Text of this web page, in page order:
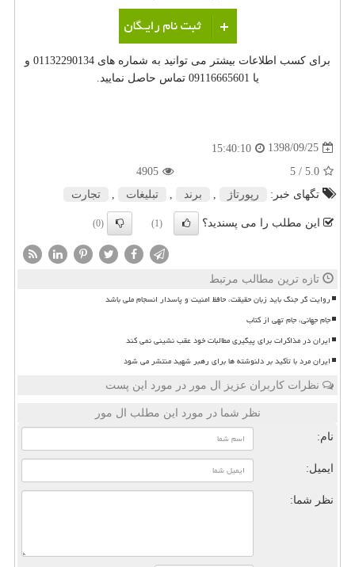
برای کسب اطلاعات بیشتر می توانید به شماره های 01132290134 و
یا 09116665601 تماس حاصل نمایید.
1398/09/25
15:40:10
5.0
/ 5
4905
تگهای خبر:
رپورتاژ برند تبلیغات تجارت
این مطلب را می پسندید؟ (1)
(0)
تازه ترین مطالب مرتبط
روایت گر جنگ باید زبان حقیقت، حافظ امنیت و پاسدار انسجام ملی باشد
جام جهانی، جام تهی از کتاب
ایران در مذاکرات برای پیگیری مطالبات خود عقب نشینی نمی کند
ایران مرد با تأکید بر دلنوشته ها برای رهبر شهید منتشر می شود
نظرات کاربران عزیز ال مور در مورد این پست
نظر شما در مورد این مطلب ال مور
نام:
ایمیل:
نظر شما: